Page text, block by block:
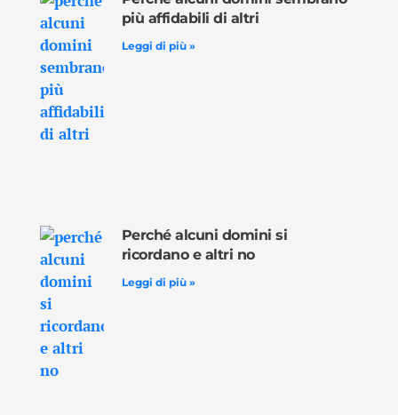
più affidabili di altri
Leggi di più »
Perché alcuni domini si
ricordano e altri no
Leggi di più »